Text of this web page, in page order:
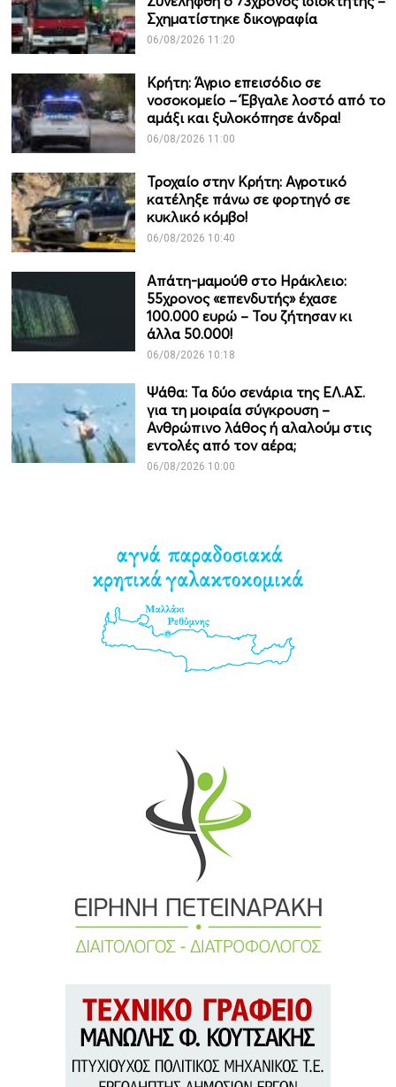
Σχηματίστηκε δικογραφία
06/08/2026 11:20
Κρήτη: Άγριο επεισόδιο σε
νοσοκομείο – Έβγαλε λοστό από το
αμάξι και ξυλοκόπησε άνδρα!
06/08/2026 11:00
Τροχαίο στην Κρήτη: Αγροτικό
κατέληξε πάνω σε φορτηγό σε
κυκλικό κόμβο!
06/08/2026 10:40
Απάτη-μαμούθ στο Ηράκλειο:
55χρονος «επενδυτής» έχασε
100.000 ευρώ – Του ζήτησαν κι
άλλα 50.000!
06/08/2026 10:18
Ψάθα: Τα δύο σενάρια της ΕΛ.ΑΣ.
για τη μοιραία σύγκρουση –
Ανθρώπινο λάθος ή αλαλούμ στις
εντολές από τον αέρα;
06/08/2026 10:00